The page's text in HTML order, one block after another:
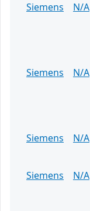
Siemens
N/A
Siemens
N/A
Siemens
N/A
Siemens
N/A